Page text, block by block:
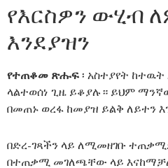
የእርስዎን ውሂብ
እንደያዝን
የተጠቆመ ጽሑፍ፡ አስተያየት
ላልተወሰነ ጊዜ ይቆያሉ። ይህም
በመጠኑ ወረፋ ከመያዝ ይልቅ ለይተን
በድረ-ገጻችን ላይ ለሚመዘገቡ
በተጠቃሚ መገለጫቸው ላይ